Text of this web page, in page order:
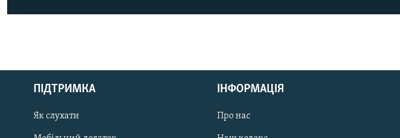
РУС
ПІДТРИМКА
Як слухати
ІНФОРМАЦІЯ
Про нас